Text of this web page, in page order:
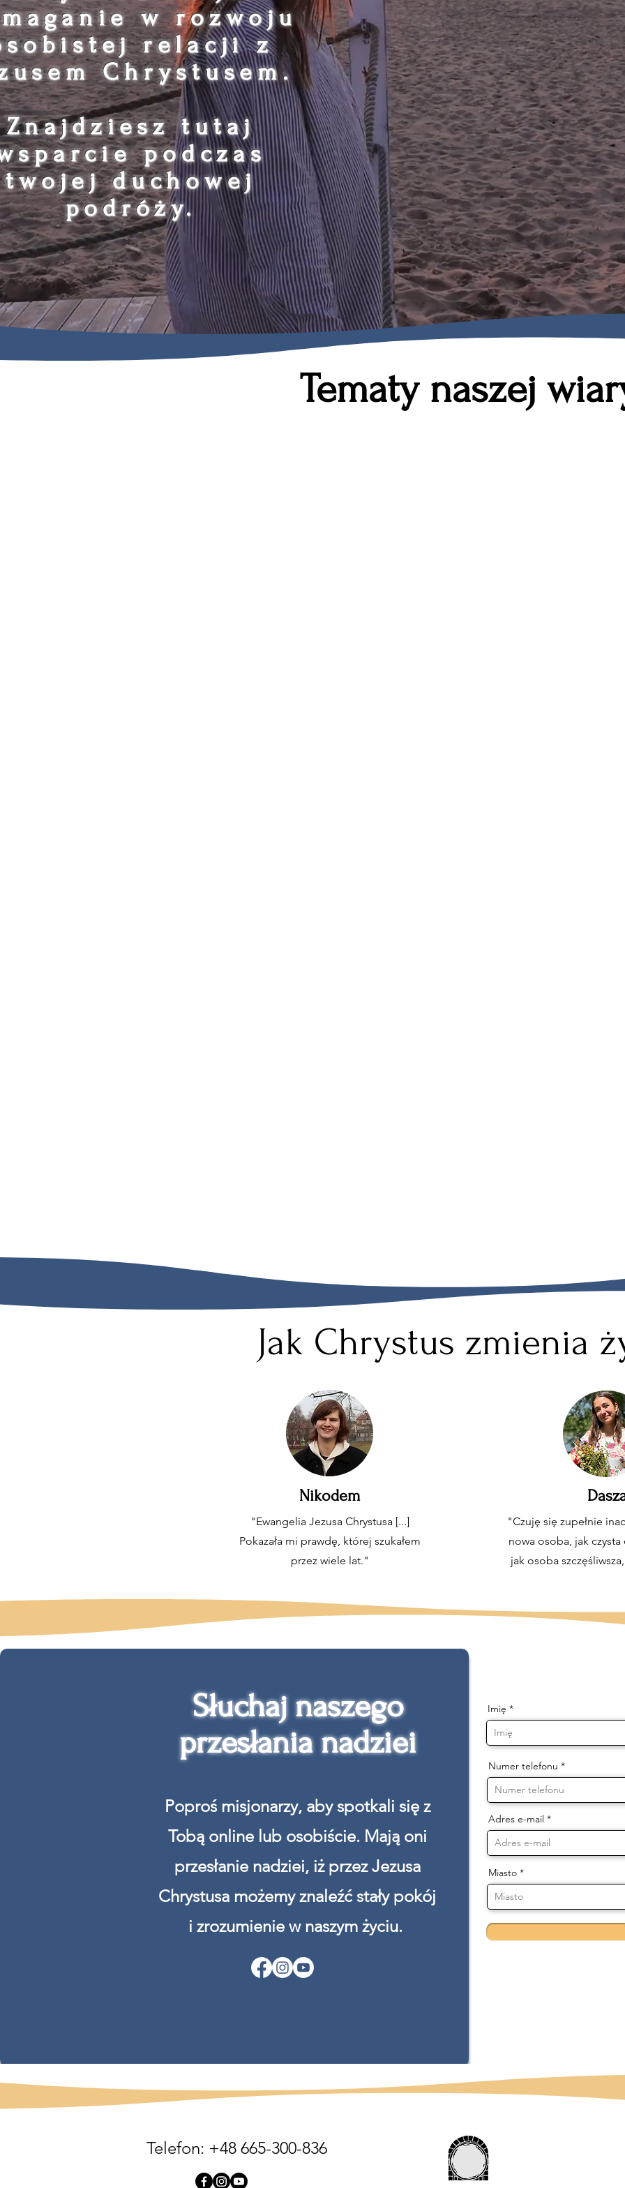
w rozwoju
relacji z
Chrystusem.
Znajdziesz tutaj
podczas
twojej duchowej
podróży.
w rozwoju
relacji z
Chrystusem.
Znajdziesz tutaj
podczas
twojej duchowej
podróży.
Tematy naszej
Jak Chrystus zmienia
Nikodem
"Ewangelia Jezusa Chrystusa [...]
Pokazała mi prawdę, której szukałem
przez wiele lat."
"Czuję się zupełnie
nowa osoba, jak
jak osoba
Słuchaj naszego
przesłania nadziei
Słuchaj naszego
przesłania nadziei
Poproś misjonarzy, aby spotkali się z
Tobą online lub osobiście. Mają oni
przesłanie nadziei, iż przez Jezusa
Chrystusa możemy znaleźć stały pokój
i zrozumienie w naszym życiu.
Imię
Numer telefonu
Adres e-mail
Miasto
Telefon: +48 665-300-836